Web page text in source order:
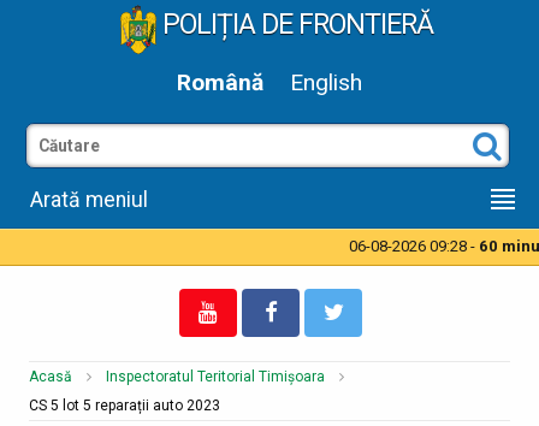
POLIȚIA DE FRONTIERĂ
Română English
Arată meniul
06-08-2026 09:28 - 60
Acasă
Inspectoratul Teritorial Timișoara
CS 5 lot 5 reparații auto 2023